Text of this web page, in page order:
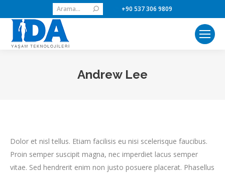
Search: +90 537 306 9809
Andrew Lee
Dolor et nisl tellus. Etiam facilisis eu nisi scelerisque faucibus.
Proin semper suscipit magna, nec imperdiet lacus semper
vitae. Sed hendrerit enim non justo posuere placerat. Phasellus